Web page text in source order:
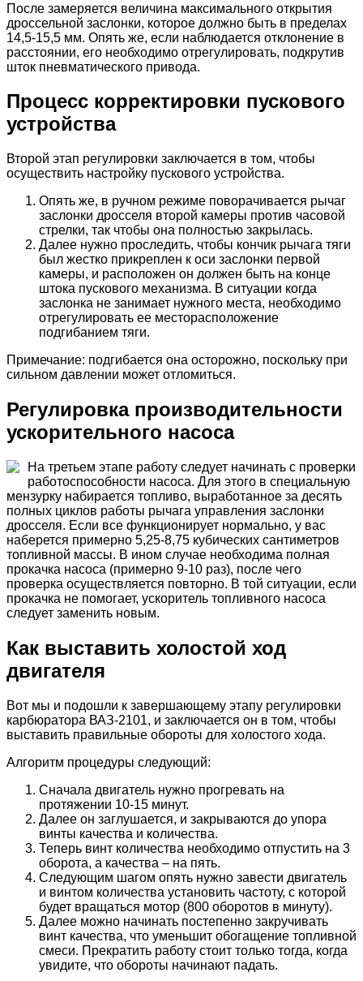
После замеряется величина максимального открытия
дроссельной заслонки, которое должно быть в пределах
14,5-15,5 мм. Опять же, если наблюдается отклонение в
расстоянии, его необходимо отрегулировать, подкрутив
шток пневматического привода.
Процесс корректировки пускового
устройства
Второй этап регулировки заключается в том, чтобы
осуществить настройку пускового устройства.
Опять же, в ручном режиме поворачивается рычаг
заслонки дросселя второй камеры против часовой
стрелки, так чтобы она полностью закрылась.
Далее нужно проследить, чтобы кончик рычага тяги
был жестко прикреплен к оси заслонки первой
камеры, и расположен он должен быть на конце
штока пускового механизма. В ситуации когда
заслонка не занимает нужного места, необходимо
отрегулировать ее месторасположение
подгибанием тяги.
Примечание: подгибается она осторожно, поскольку при
сильном давлении может отломиться.
Регулировка производительности
ускорительного насоса
На третьем этапе работу следует начинать с проверки
работоспособности насоса. Для этого в специальную
мензурку набирается топливо, выработанное за десять
полных циклов работы рычага управления заслонки
дросселя. Если все функционирует нормально, у вас
наберется примерно 5,25-8,75 кубических сантиметров
топливной массы. В ином случае необходима полная
прокачка насоса (примерно 9-10 раз), после чего
проверка осуществляется повторно. В той ситуации, если
прокачка не помогает, ускоритель топливного насоса
следует заменить новым.
Как выставить холостой ход
двигателя
Вот мы и подошли к завершающему этапу регулировки
карбюратора ВАЗ-2101, и заключается он в том, чтобы
выставить правильные обороты для холостого хода.
Алгоритм процедуры следующий:
Сначала двигатель нужно прогревать на
протяжении 10-15 минут.
Далее он заглушается, и закрываются до упора
винты качества и количества.
Теперь винт количества необходимо отпустить на 3
оборота, а качества – на пять.
Следующим шагом опять нужно завести двигатель
и винтом количества установить частоту, с которой
будет вращаться мотор (800 оборотов в минуту).
Далее можно начинать постепенно закручивать
винт качества, что уменьшит обогащение топливной
смеси. Прекратить работу стоит только тогда, когда
увидите, что обороты начинают падать.